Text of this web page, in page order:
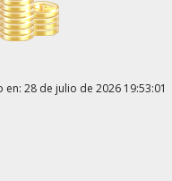
en: 28 de julio de 2026 19:53:01